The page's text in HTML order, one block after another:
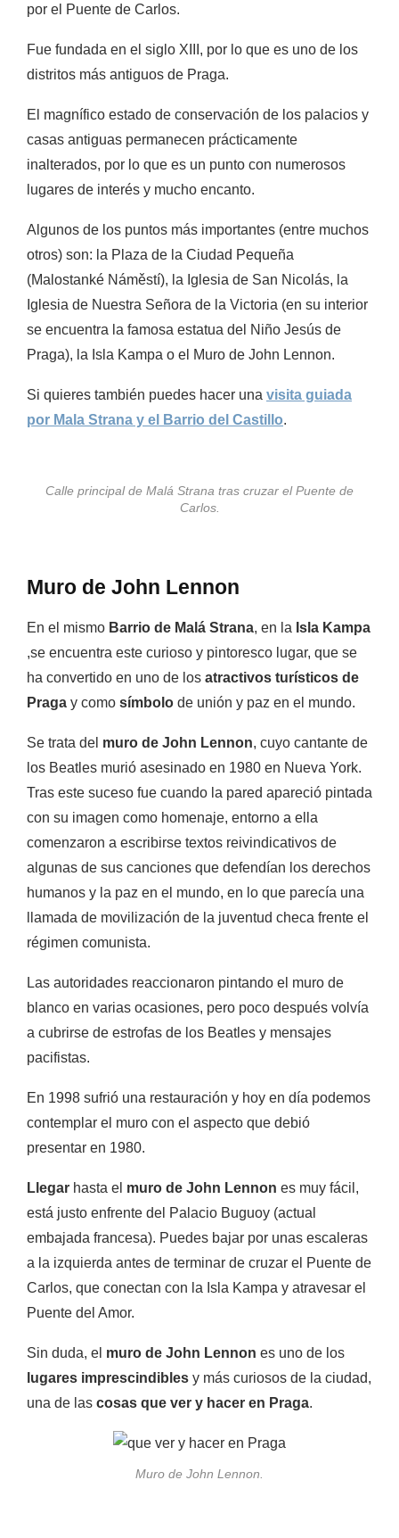
por el Puente de Carlos.
Fue fundada en el siglo XIII, por lo que es uno de los
distritos más antiguos de Praga.
El magnífico estado de conservación de los palacios y
casas antiguas permanecen prácticamente
inalterados, por lo que es un punto con numerosos
lugares de interés y mucho encanto.
Algunos de los puntos más importantes (entre muchos
otros) son: la Plaza de la Ciudad Pequeña
(Malostanké Náměstí), la Iglesia de San Nicolás, la
Iglesia de Nuestra Señora de la Victoria (en su interior
se encuentra la famosa estatua del Niño Jesús de
Praga), la Isla Kampa o el Muro de John Lennon.
Si quieres también puedes hacer una visita guiada
por Mala Strana y el Barrio del Castillo.
Calle principal de Malá Strana tras cruzar el Puente de
Carlos.
Muro de John Lennon
En el mismo Barrio de Malá Strana, en la Isla Kampa
,se encuentra este curioso y pintoresco lugar, que se
ha convertido en uno de los atractivos turísticos de
Praga y como símbolo de unión y paz en el mundo.
Se trata del muro de John Lennon, cuyo cantante de
los Beatles murió asesinado en 1980 en Nueva York.
Tras este suceso fue cuando la pared apareció pintada
con su imagen como homenaje, entorno a ella
comenzaron a escribirse textos reivindicativos de
algunas de sus canciones que defendían los derechos
humanos y la paz en el mundo, en lo que parecía una
llamada de movilización de la juventud checa frente el
régimen comunista.
Las autoridades reaccionaron pintando el muro de
blanco en varias ocasiones, pero poco después volvía
a cubrirse de estrofas de los Beatles y mensajes
pacifistas.
En 1998 sufrió una restauración y hoy en día podemos
contemplar el muro con el aspecto que debió
presentar en 1980.
Llegar hasta el muro de John Lennon es muy fácil,
está justo enfrente del Palacio Buguoy (actual
embajada francesa). Puedes bajar por unas escaleras
a la izquierda antes de terminar de cruzar el Puente de
Carlos, que conectan con la Isla Kampa y atravesar el
Puente del Amor.
Sin duda, el muro de John Lennon es uno de los
lugares imprescindibles y más curiosos de la ciudad,
una de las cosas que ver y hacer en Praga.
Muro de John Lennon.